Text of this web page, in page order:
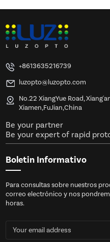
+8613635216739
luzopto@luzopto.com
No.22 XiangYue Road,
Xiamen,FuJian,China
Be your partner
Be your expert of rapid
Boletin Informativo
Para consultas sobre nuestros
correo electrónico y nos
horas.